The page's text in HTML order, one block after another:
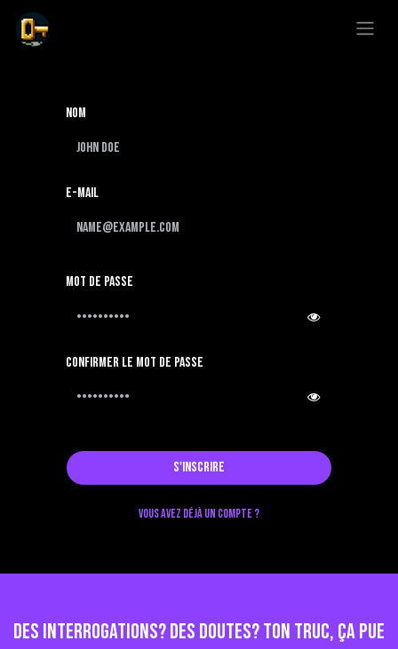
Se rendre au contenu
Nom
E-mail
Mot de passe
Confirmer le mot de passe
S'inscrire
Vous avez déjà un compte ?
Des interrogations? Des doutes? Ton truc, ça pue